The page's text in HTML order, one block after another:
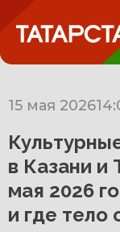
15 мая 2026
в Казани и
мая 2026
и где